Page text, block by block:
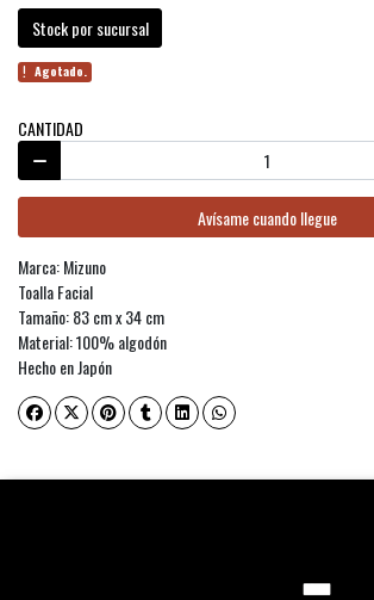
Stock por sucursal
Agotado.
CANTIDAD
Avísame cuando llegue
Marca: Mizuno
Toalla Facial
Tamaño: 83 cm x 34 cm
Material: 100% algodón
Hecho en Japón